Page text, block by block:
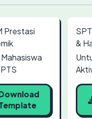
Prestasi
&